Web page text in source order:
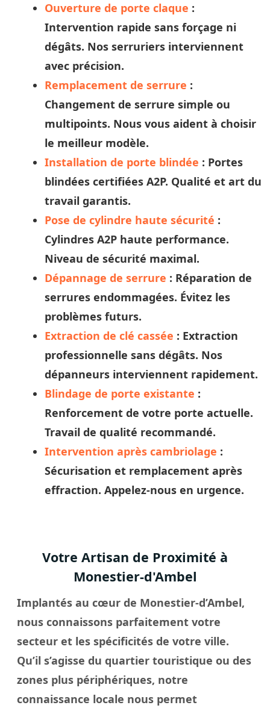
Ouverture de porte claque :
Intervention rapide sans forçage ni
dégâts. Nos serruriers interviennent
avec précision.
Remplacement de serrure :
Changement de serrure simple ou
multipoints. Nous vous aident à choisir
le meilleur modèle.
Installation de porte blindée : Portes
blindées certifiées A2P. Qualité et art du
travail garantis.
Pose de cylindre haute sécurité :
Cylindres A2P haute performance.
Niveau de sécurité maximal.
Dépannage de serrure : Réparation de
serrures endommagées. Évitez les
problèmes futurs.
Extraction de clé cassée : Extraction
professionnelle sans dégâts. Nos
dépanneurs interviennent rapidement.
Blindage de porte existante :
Renforcement de votre porte actuelle.
Travail de qualité recommandé.
Intervention après cambriolage :
Sécurisation et remplacement après
effraction. Appelez-nous en urgence.
Votre Artisan de Proximité à
Monestier-d'Ambel
Implantés au cœur de Monestier-d’Ambel,
nous connaissons parfaitement votre
secteur et les spécificités de votre ville.
Qu’il s’agisse du quartier touristique ou des
zones plus périphériques, notre
connaissance locale nous permet